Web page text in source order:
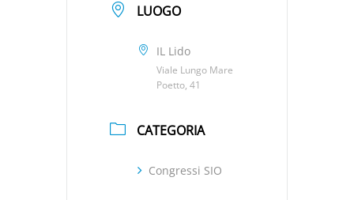
LUOGO
IL Lido
Viale Lungo Mare
Poetto, 41
CATEGORIA
Congressi SIO